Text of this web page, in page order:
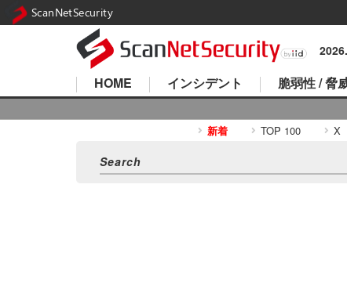
HOME インシデント 脆弱性 / 脅
新着 TOP 100 X
ScanNetSecurity